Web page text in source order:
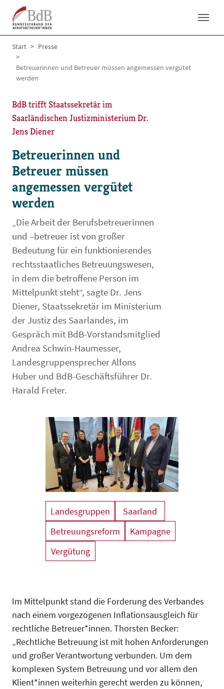
Skip to main navigation
Skip to main content
Skip to page footer
You are here:
Start Presse
Betreuerinnen und Betreuer müssen angemessen vergütet
werden
BdB trifft Staatssekretär im
Saarländischen Justizministerium Dr.
Jens Diener
Betreuerinnen und
Betreuer müssen
angemessen vergütet
werden
„Die Arbeit der Berufsbetreuerinnen
und –betreuer ist von großer
Bedeutung für ein funktionierendes
rechtsstaatliches Betreuungswesen,
in dem die betroffene Person im
Mittelpunkt steht“, sagte Dr. Jens
Diener, Staatssekretär im Ministerium
der Justiz des Saarlandes, im
Gespräch mit BdB-Vorstandsmitglied
Andrea Schwin-Haumesser,
Landesgruppensprecher Alfons
Huber und BdB-Geschäftsführer Dr.
Harald Freter.
Landesgruppen
Saarland
Betreuungsreform
Kampagne
Vergütung
Im Mittelpunkt stand die Forderung des Verbandes
nach einem vorgezogenen Inflationsausgleich für
rechtliche Betreuer*innen. Thorsten Becker:
„Rechtliche Betreuung ist mit hohen Anforderungen
und großer Verantwortung verbunden. Um dem
komplexen System Betreuung und vor allem den
Klient*innen weiterhin gerecht werden zu können,